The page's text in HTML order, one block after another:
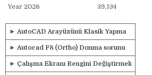
Year 2026
39,134
► AutoCAD Arayüzünü Klasik Yapma
► Autocad F8 (Ortho) Donma sorunu
► Çalışma Ekranı Rengini Değiştirmek